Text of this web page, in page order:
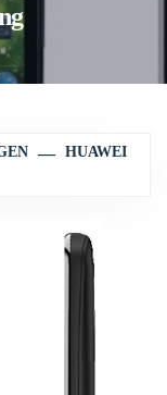
HUAWEI